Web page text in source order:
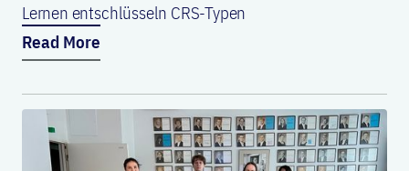
Lernen entschlüsseln CRS-Typen
Read More